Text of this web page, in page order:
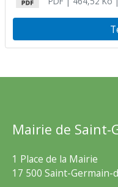
Mairie de Saint-
1 Place de la Mairie
17 500 Saint-Germain-